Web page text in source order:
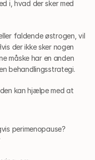
i, hvad der sker med
faldende østrogen, vil
der ikke sker nogen
måske har en anden
behandlingsstrategi.
kan hjælpe med at
perimenopause?